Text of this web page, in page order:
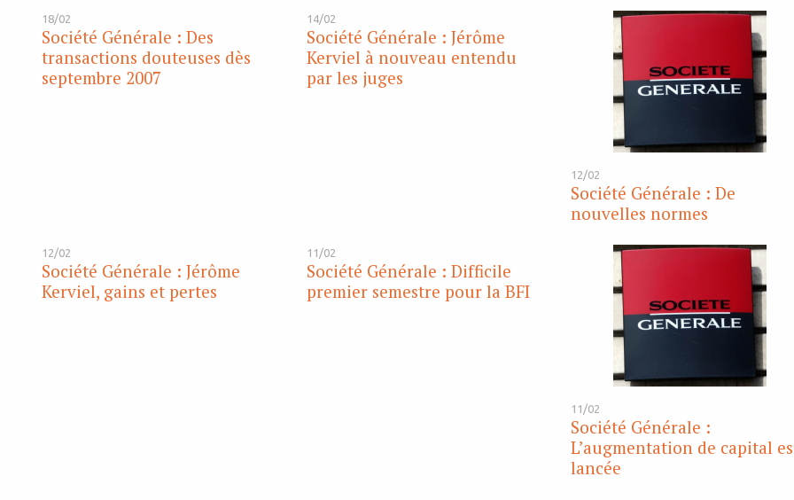
18/02
Société Générale : Des
transactions douteuses dès
septembre 2007
14/02
Société Générale : Jérôme
Kerviel à nouveau entendu
par les juges
12/02
Société Générale : De
nouvelles normes
12/02
Société Générale : Jérôme
Kerviel, gains et pertes
11/02
Société Générale : Difficile
premier semestre pour la BFI
11/02
Société Générale :
L’augmentation de capital
lancée